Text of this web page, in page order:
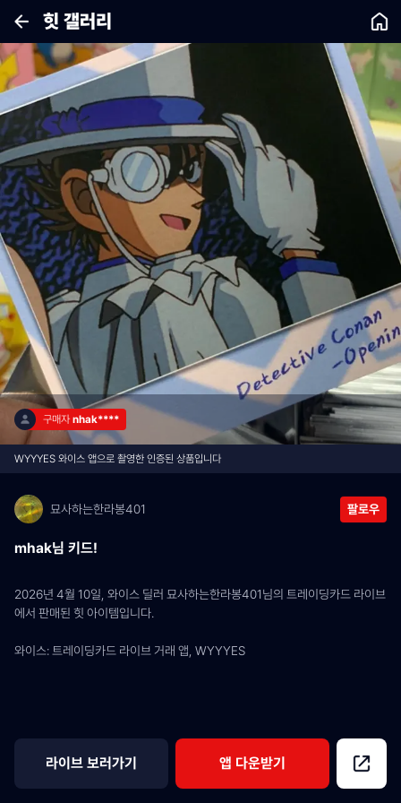
힛 갤러리
구매자 nhak****
WYYYES 와이스 앱으로 촬영한 인증된 상품입니다
묘사하는한라봉401 팔로우
mhak님 키드!
2026년 4월 10일, 와이스 딜러 묘사하는한라봉401님의 트레이딩카드 라이브
에서 판매된 힛 아이템입니다.
와이스: 트레이딩카드 라이브 거래 앱, WYYYES
라이브 보러가기 앱 다운받기